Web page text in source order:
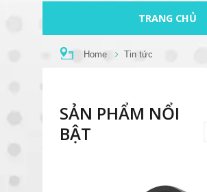
TRANG CHỦ
Home Tin tức
SẢN PHẨM NỔI
BẬT